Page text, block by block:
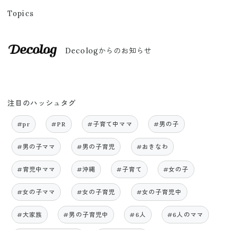
Topics
Decologからのお知らせ
注目のハッシュタグ
#pr #PR #子育て中ママ #男の子
#男の子ママ #男の子育児 #おきなわ
#育児中ママ #沖縄 #子育て #女の子
#女の子ママ #女の子育児 #女の子育児中
#大家族 #男の子育児中 #6人 #6人のママ